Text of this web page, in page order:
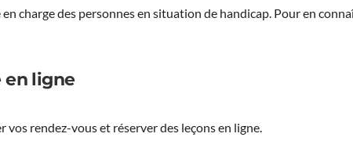
charge des personnes en situation de handicap. Pour en
en ligne
rendez-vous et réserver des leçons en ligne.